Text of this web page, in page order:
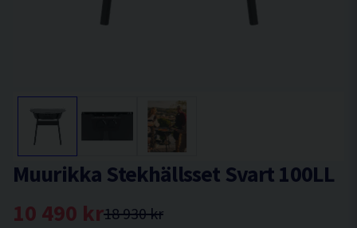
Muurikka Stekhällsset Svart 100LL
18 930 kr
10 490 kr